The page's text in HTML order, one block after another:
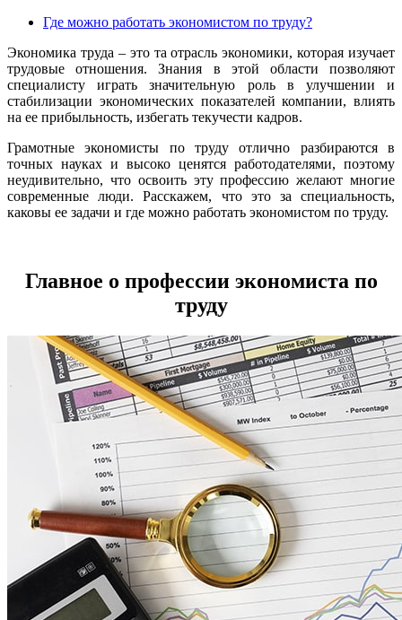
Где можно работать экономистом по труду?
Экономика труда – это та отрасль экономики, которая изучает
трудовые отношения. Знания в этой области позволяют
специалисту играть значительную роль в улучшении и
стабилизации экономических показателей компании, влиять
на ее прибыльность, избегать текучести кадров.
Грамотные экономисты по труду отлично разбираются в
точных науках и высоко ценятся работодателями, поэтому
неудивительно, что освоить эту профессию желают многие
современные люди. Расскажем, что это за специальность,
каковы ее задачи и где можно работать экономистом по труду.
Главное о профессии экономиста по
труду